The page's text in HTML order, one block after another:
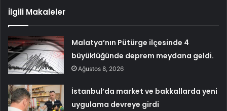
İlgili Makaleler
Malatya’nın Pütürge ilçesinde 4
büyüklüğünde deprem meydana geldi.
Ağustos 8, 2026
İstanbul’da market ve bakkallarda yeni
uygulama devreye girdi